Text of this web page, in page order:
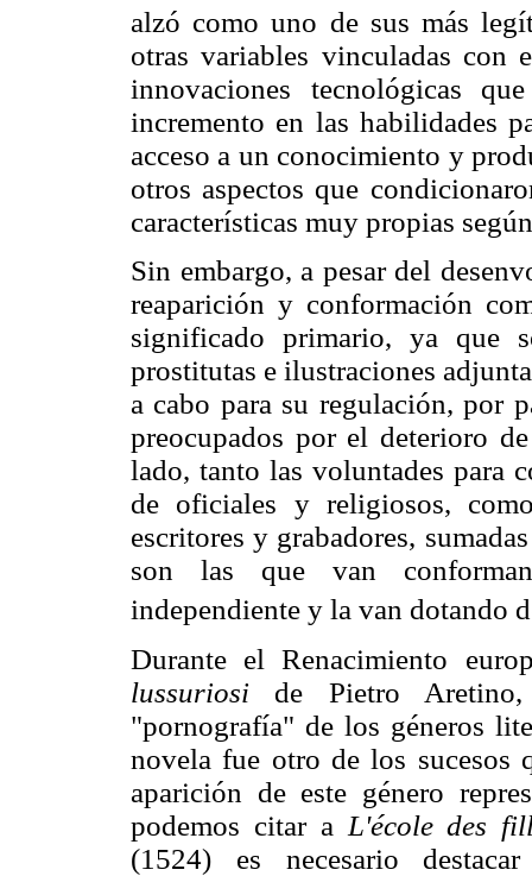
alzó como uno de sus más
otras variables vinculadas con
innovaciones tecnológicas
incremento en las habilidades
acceso a un conocimiento y
otros aspectos que
características muy propias
Sin embargo, a pesar del
reaparición y conformación
significado primario, ya que
prostitutas e ilustraciones
a cabo para su regulación, por
preocupados por el deterioro
lado, tanto las voluntades para
de oficiales y religiosos,
escritores y grabadores,
son las que van
independiente y la van dotando
Durante el Renacimiento
lussuriosi de Pietro Aretino,
"pornografía" de los géneros
novela fue otro de los sucesos
aparición de este género
podemos citar a L'école des
(1524) es necesario